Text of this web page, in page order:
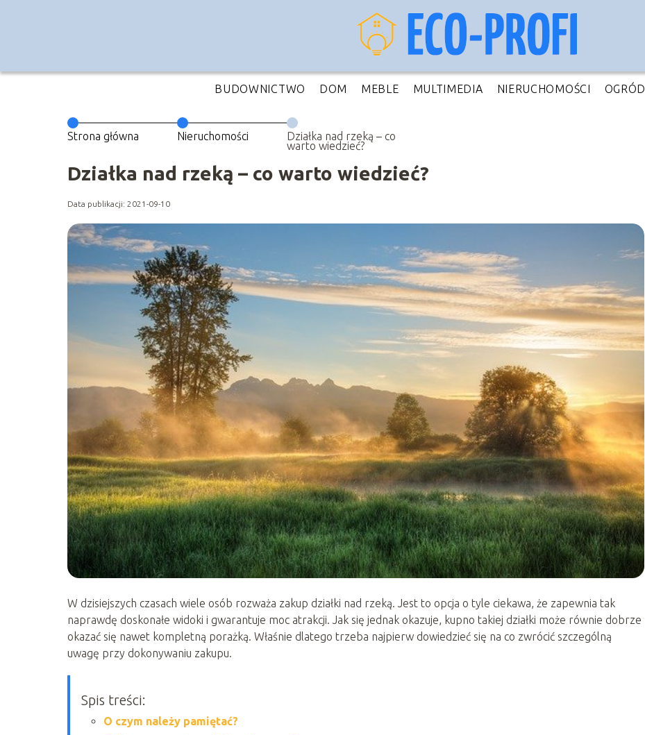
BUDOWNICTWO DOM MEBLE MULTIMEDIA NIERUCHOMOŚCI OGRÓD
Strona główna Nieruchomości Działka nad rzeką – co
warto wiedzieć?
Działka nad rzeką – co warto wiedzieć?
Data publikacji: 2021-09-10
W dzisiejszych czasach wiele osób rozważa zakup działki nad rzeką. Jest to opcja o tyle ciekawa, że zapewnia tak
naprawdę doskonałe widoki i gwarantuje moc atrakcji. Jak się jednak okazuje, kupno takiej działki może równie dobrze
okazać się nawet kompletną porażką. Właśnie dlatego trzeba najpierw dowiedzieć się na co zwrócić szczególną
uwagę przy dokonywaniu zakupu.
Spis treści:
O czym należy pamiętać?